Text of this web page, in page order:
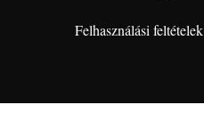
Felhasználási feltételek